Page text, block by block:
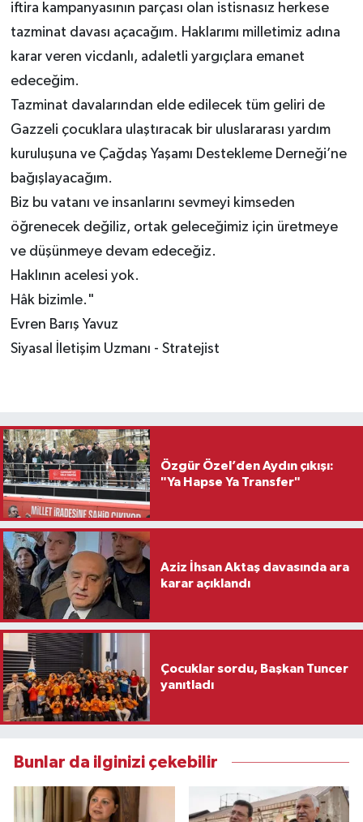
iftira kampanyasının parçası olan istisnasız herkese
tazminat davası açacağım. Haklarımı milletimiz adına
karar veren vicdanlı, adaletli yargıçlara emanet
edeceğim.
Tazminat davalarından elde edilecek tüm geliri de
Gazzeli çocuklara ulaştıracak bir uluslararası yardım
kuruluşuna ve Çağdaş Yaşamı Destekleme Derneği’ne
bağışlayacağım.
Biz bu vatanı ve insanlarını sevmeyi kimseden
öğrenecek değiliz, ortak geleceğimiz için üretmeye
ve düşünmeye devam edeceğiz.
Haklının acelesi yok.
Hâk bizimle."
Evren Barış Yavuz
Siyasal İletişim Uzmanı - Stratejist
Özgür Özel’den Aydın çıkışı:
"Ya Hapse Ya Transfer"
Aziz İhsan Aktaş davasında ara
karar açıklandı
Çocuklar sordu, Başkan Tuncer
yanıtladı
Bunlar da ilginizi çekebilir